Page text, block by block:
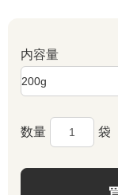
内容量
数量 袋